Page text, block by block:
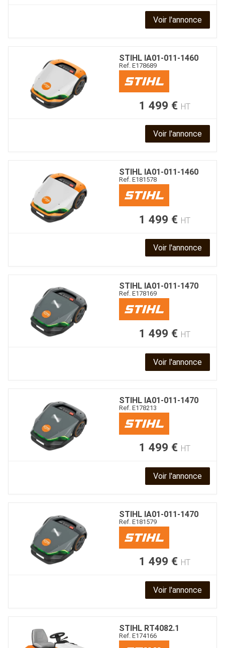
JOUET
ESPACES VERTS
QUAD SSV UTV
PIECES DETACHEES
CONTACT
Voir l'annonce
STIHL IA01-011-1460
Ref. E178689
1 499 € HT
Voir l'annonce
STIHL IA01-011-1460
Ref. E181578
1 499 € HT
Voir l'annonce
STIHL IA01-011-1470
Ref. E178169
1 499 € HT
Voir l'annonce
STIHL IA01-011-1470
Ref. E178213
1 499 € HT
Voir l'annonce
STIHL IA01-011-1470
Ref. E181579
1 499 € HT
Voir l'annonce
STIHL RT4082.1
Ref. E174166